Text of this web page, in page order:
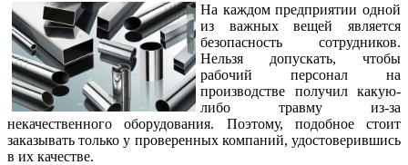
На каждом предприятии одной
из важных вещей является
безопасность сотрудников.
Нельзя допускать, чтобы
рабочий персонал на
производстве получил какую-
либо травму из-за
некачественного оборудования. Поэтому, подобное стоит
заказывать только у проверенных компаний, удостоверившись
в их качестве.